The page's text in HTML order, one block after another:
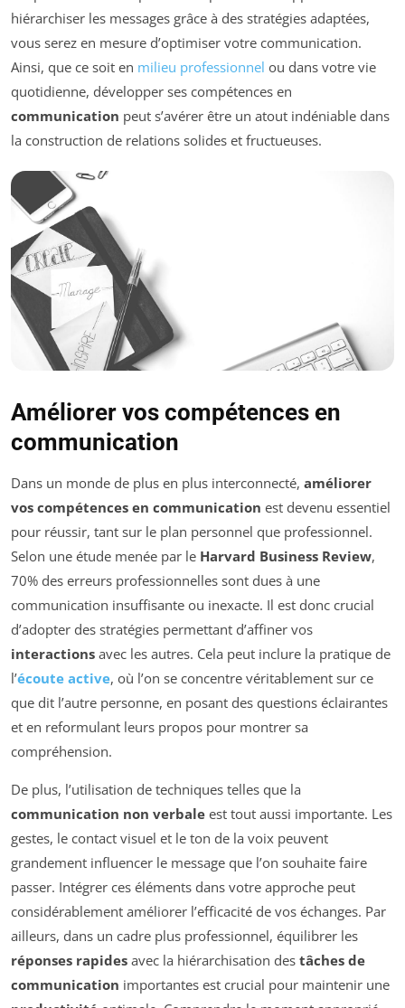
hiérarchiser les messages grâce à des stratégies adaptées,
vous serez en mesure d’optimiser votre communication.
Ainsi, que ce soit en milieu professionnel ou dans votre vie
quotidienne, développer ses compétences en
communication peut s’avérer être un atout indéniable dans
la construction de relations solides et fructueuses.
Améliorer vos compétences en
communication
Dans un monde de plus en plus interconnecté, améliorer
vos compétences en communication est devenu essentiel
pour réussir, tant sur le plan personnel que professionnel.
Selon une étude menée par le Harvard Business Review,
70% des erreurs professionnelles sont dues à une
communication insuffisante ou inexacte. Il est donc crucial
d’adopter des stratégies permettant d’affiner vos
interactions avec les autres. Cela peut inclure la pratique de
l’écoute active, où l’on se concentre véritablement sur ce
que dit l’autre personne, en posant des questions éclairantes
et en reformulant leurs propos pour montrer sa
compréhension.
De plus, l’utilisation de techniques telles que la
communication non verbale est tout aussi importante. Les
gestes, le contact visuel et le ton de la voix peuvent
grandement influencer le message que l’on souhaite faire
passer. Intégrer ces éléments dans votre approche peut
considérablement améliorer l’efficacité de vos échanges. Par
ailleurs, dans un cadre plus professionnel, équilibrer les
réponses rapides avec la hiérarchisation des tâches de
communication importantes est crucial pour maintenir une